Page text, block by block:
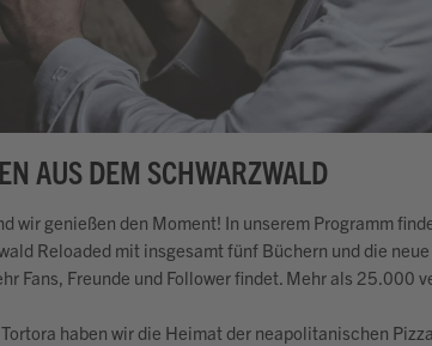
AUS DEM SCHWARZWALD
wir genießen den Moment! In unserem Programm
Reloaded mit insgesamt fünf Büchern und die neue
Fans, Freunde und Follower findet. Mehr als
haben wir die Heimat der neapolitanischen